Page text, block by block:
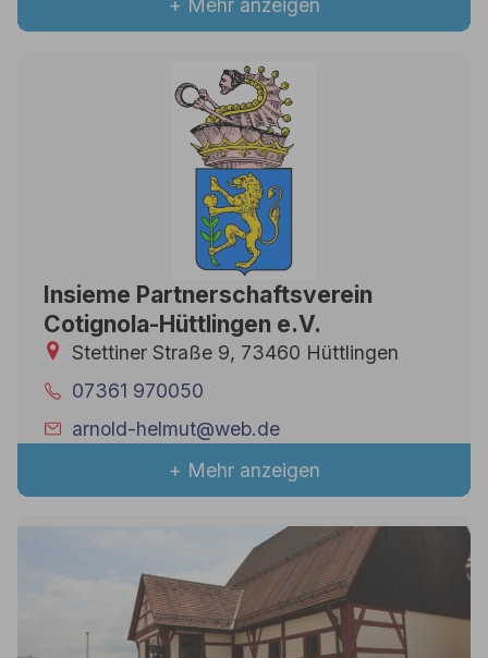
+ Mehr anzeigen
Insieme Partnerschaftsverein
Cotignola-Hüttlingen e.V.
Stettiner Straße 9, 73460 Hüttlingen
07361 970050
arnold-helmut@web.de
+ Mehr anzeigen